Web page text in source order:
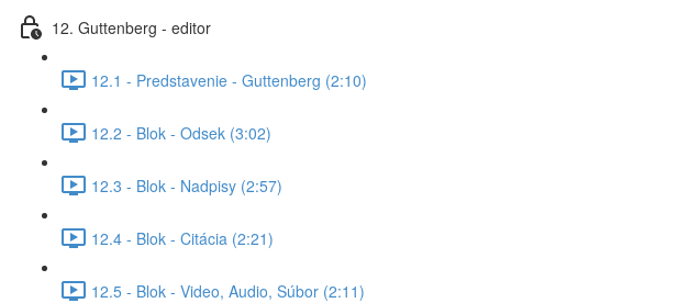
12. Guttenberg - editor
12.1 - Predstavenie - Guttenberg (2:10)
12.2 - Blok - Odsek (3:02)
12.3 - Blok - Nadpisy (2:57)
12.4 - Blok - Citácia (2:21)
12.5 - Blok - Video, Audio, Súbor (2:11)